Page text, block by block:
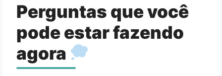
Perguntas que você
pode estar fazendo
agora